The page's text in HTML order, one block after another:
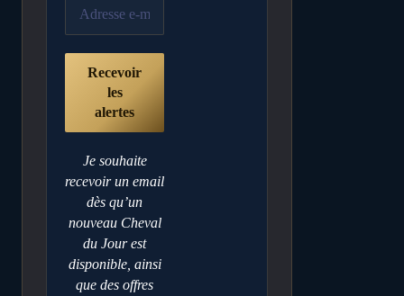
Je souhaite
recevoir un email
dès qu’un
nouveau Cheval
du Jour est
disponible, ainsi
que des offres